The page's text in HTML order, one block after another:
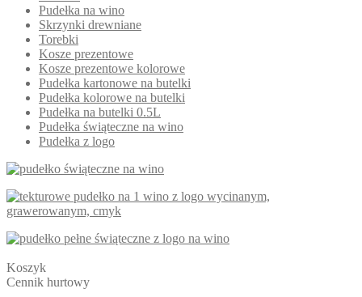
Pudełka na wino
Skrzynki drewniane
Torebki
Kosze prezentowe
Kosze prezentowe kolorowe
Pudełka kartonowe na butelki
Pudełka kolorowe na butelki
Pudełka na butelki 0.5L
Pudełka świąteczne na wino
Pudełka z logo
Koszyk
Cennik hurtowy